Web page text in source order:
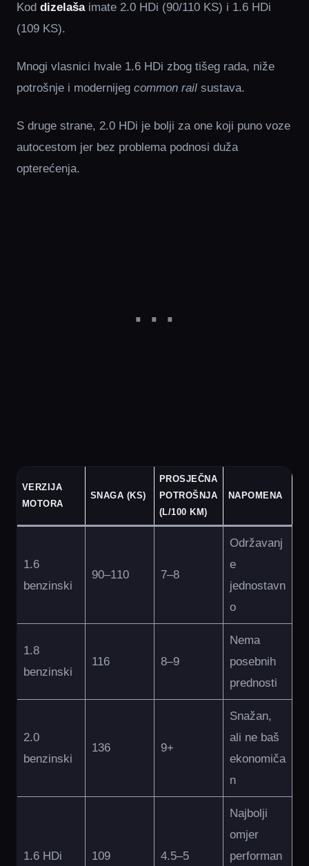
Kod dizelašaimate 2.0 HDi (90/110 KS) i 1.6 HDi
(109 KS).
Mnogi vlasnici hvale 1.6 HDi zbog tišeg rada, niže
potrošnje i modernijeg common rail sustava.
S druge strane, 2.0 HDi je bolji za one koji puno voze
autocestom jer bez problema podnosi duža
opterećenja.
VERZIJA
MOTORA
SNAGA (KS)
PROSJEČNA
POTROŠNJA
(L/100 KM)
NAPOMENA
1.6
benzinski
90–110 7–8
Održavanj
e
jednostavn
o
1.8
benzinski
116 8–9
Nema
posebnih
prednosti
2.0
benzinski
136 9+
Snažan,
ali ne baš
ekonomiča
n
1.6 HDi 109 4.5–5
Najbolji
omjer
performan